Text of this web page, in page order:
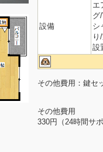
設備
エ
グ
シ
り
設
その他費用：鍵セ
その他費用
330円（24時間サ